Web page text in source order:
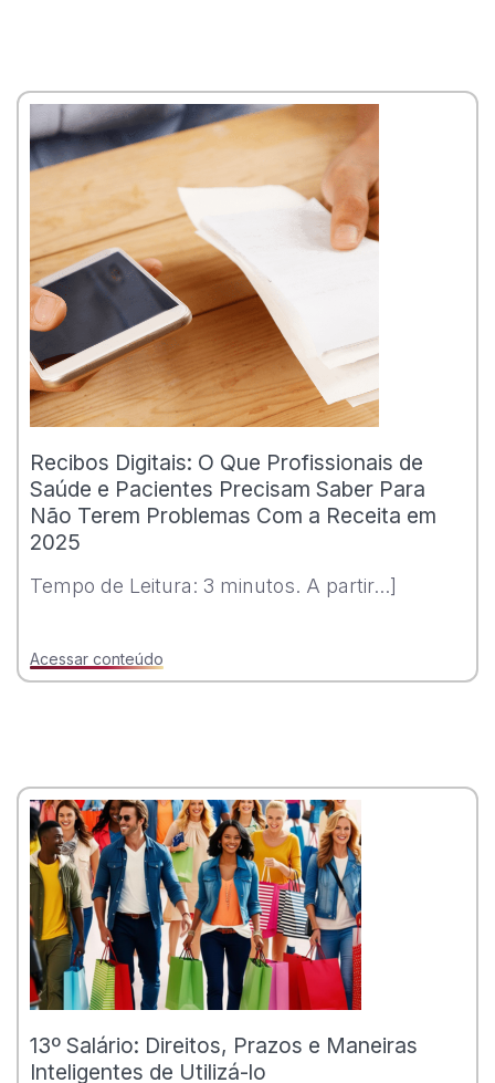
Recibos Digitais: O Que Profissionais de
Saúde e Pacientes Precisam Saber Para
Não Terem Problemas Com a Receita em
2025
Tempo de Leitura: 3 minutos. A partir...]
Acessar conteúdo
13º Salário: Direitos, Prazos e Maneiras
Inteligentes de Utilizá-lo